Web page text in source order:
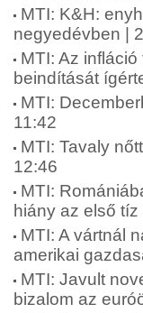
MTI: K&H:
negyedévben |
MTI: Az
beindítását
MTI:
11:42
MTI: Tavaly
12:46
MTI:
hiány az első
MTI: A vártnál
amerikai
MTI: Javult
bizalom az